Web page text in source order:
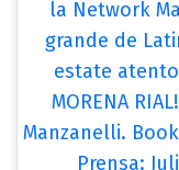
la Network
grande de
estate atento
MORENA
Manzanelli.
Prensa: